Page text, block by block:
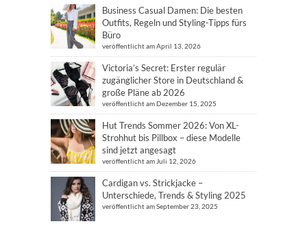
Business Casual Damen: Die besten
Outfits, Regeln und Styling-Tipps fürs
Büro
veröffentlicht am April 13, 2026
Victoria’s Secret: Erster regulär
zugänglicher Store in Deutschland &
große Pläne ab 2026
veröffentlicht am Dezember 15, 2025
Hut Trends Sommer 2026: Von XL-
Strohhut bis Pillbox – diese Modelle
sind jetzt angesagt
veröffentlicht am Juli 12, 2026
Cardigan vs. Strickjacke –
Unterschiede, Trends & Styling 2025
veröffentlicht am September 23, 2025